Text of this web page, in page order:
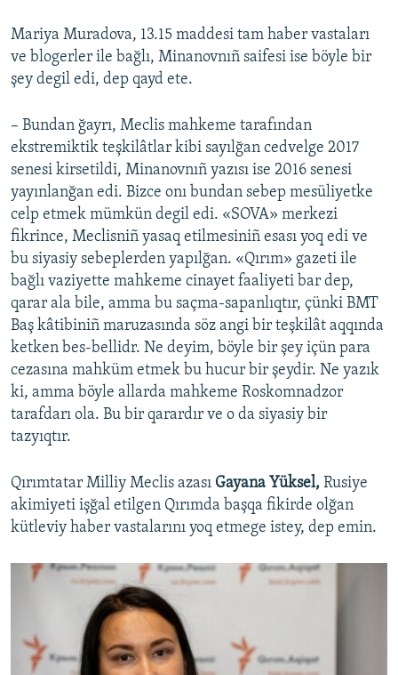
Mariya Muradova, 13.15 maddesi tam haber vastaları
ve blogerler ile bağlı, Minanovnıñ saifesi ise böyle bir
şey degil edi, dep qayd ete.
– Bundan ğayrı, Meclis mahkeme tarafından
ekstremiktik teşkilâtlar kibi sayılğan cedvelge 2017
senesi kirsetildi, Minanovnıñ yazısı ise 2016 senesi
yayınlanğan edi. Bizce onı bundan sebep mesüliyetke
celp etmek mümkün degil edi. «SOVA» merkezi
fikrince, Meclisniñ yasaq etilmesiniñ esası yoq edi ve
bu siyasiy sebeplerden yapılğan. «Qırım» gazeti ile
bağlı vaziyette mahkeme cinayet faaliyeti bar dep,
qarar ala bile, amma bu saçma-sapanlıqtır, çünki BMT
Baş kâtibiniñ maruzasında söz angi bir teşkilât aqqında
ketken bes-bellidr. Ne deyim, böyle bir şey içün para
cezasına mahküm etmek bu hucur bir şeydir. Ne yazık
ki, amma böyle allarda mahkeme Roskomnadzor
tarafdarı ola. Bu bir qarardır ve o da siyasiy bir
tazyıqtır.
Qırımtatar Milliy Meclis azası Gayana Yüksel, Rusiye
akimiyeti işğal etilgen Qırımda başqa fikirde olğan
kütleviy haber vastalarını yoq etmege istey, dep emin.